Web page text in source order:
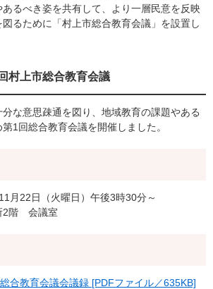
あるべき姿を共有して、より一層民意を反映
るために「村上市総合教育会議」を設置し
村上市総合教育会議
な意思疎通を図り、地域教育の課題やある
1回総合教育会議を開催しました。
22日（火曜日）午後3時30分～
階 会議室
合教育会議会議録 [PDFファイル／635KB]